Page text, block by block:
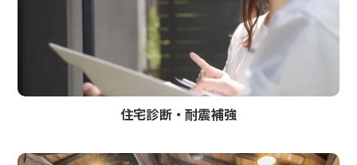
住宅診断・耐震補強